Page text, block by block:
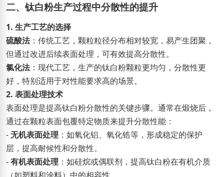
二、钛白粉生产过程中分散性的提升
1. 生产工艺的选择
硫酸法：传统工艺，颗粒粒径分布相对较宽，易产生团聚，
但通过改进后续表面处理，可有效提高分散性。
氯化法：现代工艺，生产的钛白粉颗粒更均匀，分散性更
好，特别适用于对性能要求高的场景。
2. 表面处理技术
表面处理是提高钛白粉分散性的关键步骤。通常在煅烧后，
通过在颗粒表面包覆特定物质来提升分散性能：
-无机表面处理 ：如氧化铝、氧化锆等，形成稳定的保护
层，提高耐候性和分散性。
-有机表面处理 ：如硅烷或偶联剂，提高钛白粉在有机介质